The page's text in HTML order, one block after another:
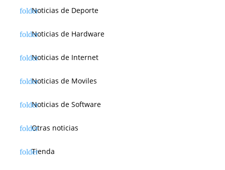
Noticias de Deporte
Noticias de Hardware
Noticias de Internet
Noticias de Moviles
Noticias de Software
Otras noticias
Tienda